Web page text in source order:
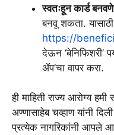
स्वतःहून कार्ड
बनवू शकता. यासाठी
https://
देऊन ‘बेनिफिशरी’
ॲप’चा वापर करा.
ही माहिती राज्य आरोग्य
अण्णासाहेब चव्हाण यांनी
प्रत्येक नागरिकांनी आपले